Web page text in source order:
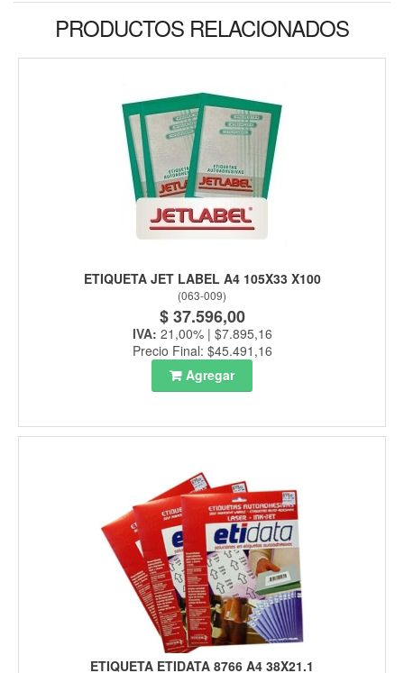
PRODUCTOS RELACIONADOS
ETIQUETA JET LABEL A4 105X33 X100
(063-009)
$ 37.596,00
IVA: 21,00% | $7.895,16
Precio Final: $45.491,16
Agregar
ETIQUETA ETIDATA 8766 A4 38X21.1